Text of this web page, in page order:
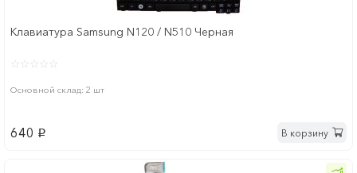
Клавиатура Samsung N120 / N510 Черная
Основной склад: 2 шт
640 p В корзину